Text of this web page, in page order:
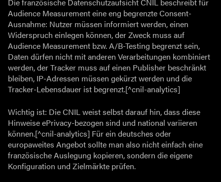
Audience Measurement eine eng begrenzte Consent-
Ausnahme: Nutzer müssen informiert werden, einen
Widerspruch einlegen können, der Zweck muss auf
Audience Measurement bzw. A/B-Testing begrenzt sein,
Daten dürfen nicht mit anderen Verarbeitungen kombiniert
werden, der Tracker muss auf einen Publisher beschränkt
bleiben, IP-Adressen müssen gekürzt werden und die
Tracker-Lebensdauer ist begrenzt.[^cnil-analytics]
Wichtig ist: Die CNIL weist selbst darauf hin, dass diese
Hinweise ePrivacy-bezogen sind und national variieren
können.[^cnil-analytics] Für ein deutsches oder
europaweites Angebot sollte man also nicht einfach eine
französische Auslegung kopieren, sondern die eigene
Konfiguration und Zielmärkte prüfen.